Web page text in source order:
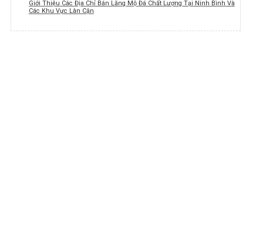
Giới Thiệu Các Địa Chỉ Bán Lăng Mộ Đá Chất Lượng Tại Ninh Bình Và
Các Khu Vực Lân Cận